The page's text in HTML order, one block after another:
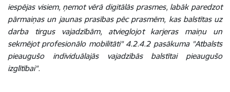
iespējas visiem, ņemot vērā digitālās prasmes, labāk paredzot
pārmaiņas un jaunas prasības pēc prasmēm, kas balstītas uz
darba tirgus vajadzībām, atvieglojot karjeras maiņu un
sekmējot profesionālo mobilitāti" 4.2.4.2 pasākuma "Atbalsts
pieaugušo individuālajās vajadzībās balstītai pieaugušo
izglītībai".